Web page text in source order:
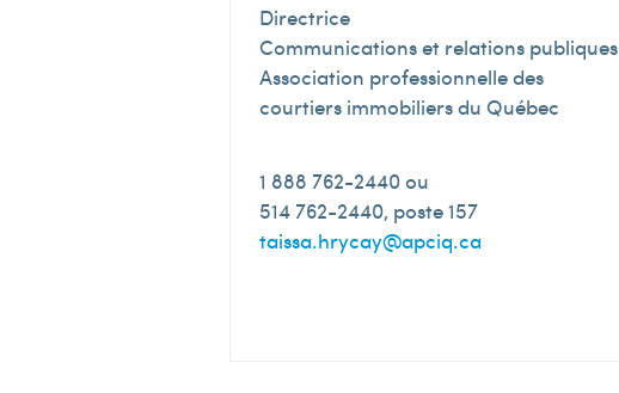
Directrice
Communications et relations publiques
Association professionnelle des
courtiers immobiliers du Québec
1 888 762-2440 ou
514 762-2440, poste 157
taissa.hrycay@apciq.ca